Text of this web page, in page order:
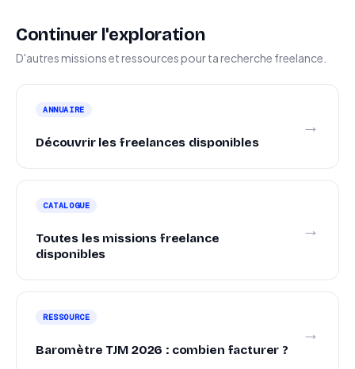
Continuer l'exploration
D'autres missions et ressources pour ta recherche freelance.
ANNUAIRE
Découvrir les freelances disponibles
→
CATALOGUE
Toutes les missions freelance
disponibles
→
RESSOURCE
Baromètre TJM 2026 : combien facturer ?
→